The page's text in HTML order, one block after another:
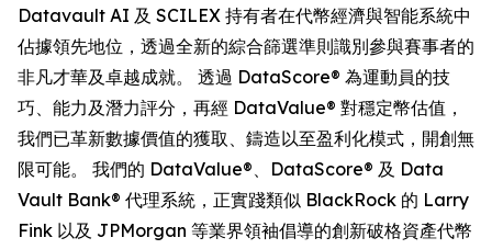
Datavault AI 及 SCILEX 持有者在代幣經濟與智能系統中
佔據領先地位，透過全新的綜合篩選準則識別參與賽事者的
非凡才華及卓越成就。 透過 DataScore® 為運動員的技
巧、能力及潛力評分，再經 DataValue® 對穩定幣估值，
我們已革新數據價值的獲取、鑄造以至盈利化模式，開創無
限可能。 我們的 DataValue®、DataScore® 及 Data
Vault Bank® 代理系統，正實踐類似 BlackRock 的 Larry
Fink 以及 JPMorgan 等業界領袖倡導的創新破格資產代幣